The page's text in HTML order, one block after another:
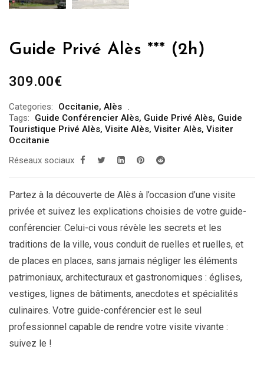
Guide Privé Alès *** (2h)
309.00€
Categories: Occitanie, Alès
Tags:
Guide Conférencier Alès, Guide Privé Alès, Guide
Touristique Privé Alès, Visite Alès, Visiter Alès, Visiter
Occitanie
Réseaux sociaux
Partez à la découverte de Alès à l’occasion d’une visite
privée et suivez les explications choisies de votre guide-
conférencier. Celui-ci vous révèle les secrets et les
traditions de la ville, vous conduit de ruelles et ruelles, et
de places en places, sans jamais négliger les éléments
patrimoniaux, architecturaux et gastronomiques : églises,
vestiges, lignes de bâtiments, anecdotes et spécialités
culinaires. Votre guide-conférencier est le seul
professionnel capable de rendre votre visite vivante :
suivez le !